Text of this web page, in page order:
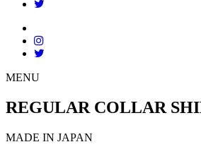
MENU
REGULAR COLLAR
MADE IN JAPAN